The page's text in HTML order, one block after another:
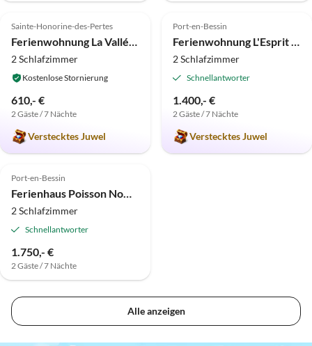
5.0 (6)
Sainte-Honorine-des-Pertes
Ferienwohnung La Vallée II
2 Schlafzimmer
Kostenlose Stornierung
610,- €
2 Gäste / 7 Nächte
Verstecktes Juwel
5.0 (4)
Port-en-Bessin
Ferienwohnung L'Esprit Du Port
2 Schlafzimmer
Schnellantworter
1.400,- €
2 Gäste / 7 Nächte
Verstecktes Juwel
Port-en-Bessin
Ferienhaus Poisson Nomade
2 Schlafzimmer
Schnellantworter
1.750,- €
2 Gäste / 7 Nächte
Alle anzeigen